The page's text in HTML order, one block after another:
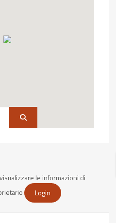
le informazioni di
Login